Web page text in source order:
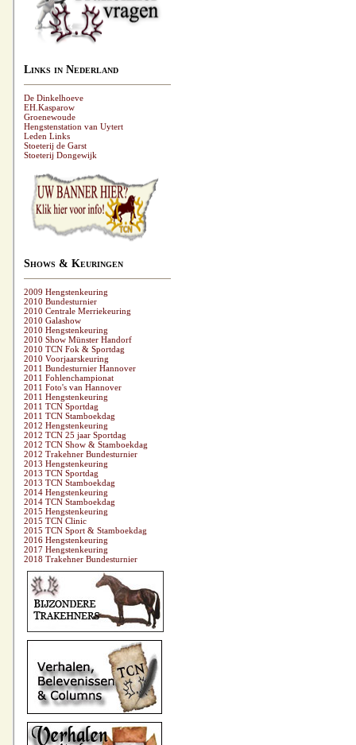
Links in Nederland
De Dinkelhoeve
EH.Kasparow
Groenewoude
Hengstenstation van Uytert
Leden Links
Stoeterij de Garst
Stoeterij Dongewijk
Shows & Keuringen
2009 Hengstenkeuring
2010 Bundesturnier
2010 Centrale Merriekeuring
2010 Galashow
2010 Hengstenkeuring
2010 Show Münster Handorf
2010 TCN Fok & Sportdag
2010 Voorjaarskeuring
2011 Bundesturnier Hannover
2011 Fohlenchampionat
2011 Foto's van Hannover
2011 Hengstenkeuring
2011 TCN Sportdag
2011 TCN Stamboekdag
2012 Hengstenkeuring
2012 TCN 25 jaar Sportdag
2012 TCN Show & Stamboekdag
2012 Trakehner Bundesturnier
2013 Hengstenkeuring
2013 TCN Sportdag
2013 TCN Stamboekdag
2014 Hengstenkeuring
2014 TCN Stamboekdag
2015 Hengstenkeuring
2015 TCN Clinic
2015 TCN Sport & Stamboekdag
2016 Hengstenkeuring
2017 Hengstenkeuring
2018 Trakehner Bundesturnier